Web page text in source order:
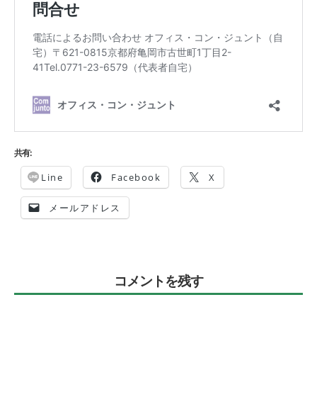
共有:
Line Facebook X
メールアドレス
コメントを残す